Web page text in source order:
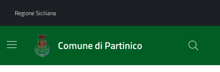
Regione Siciliana
Comune di Partinico